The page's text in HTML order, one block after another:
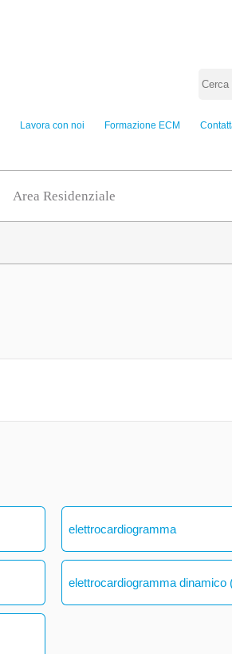
Lavora con noi Formazione ECM
Area Residenziale
elettrocardiogramma
elettrocardiogramma dinamico